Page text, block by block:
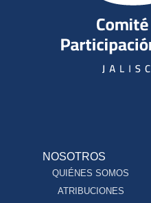
NOSOTROS
QUIÉNES SOMOS
ATRIBUCIONES